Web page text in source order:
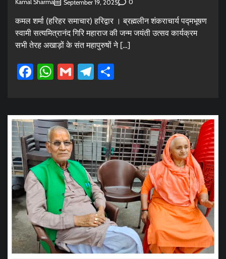
Kamal Sharma September 19, 2025 0
कमल शर्मा (हरिहर समाचार) हरिद्वार । ब्रह्मलीन शंकराचार्य पद्मभूषण
स्वामी सत्यमित्रानंद गिरि महाराज की जन्म जयंती उत्सव कार्यक्रम
सभी तेरह अखाड़ों के संत महापुरुषों ने […]
Facebook
WhatsApp
GmailTelegram